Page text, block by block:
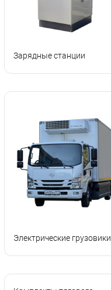
Зарядные станции
Электрические грузовики